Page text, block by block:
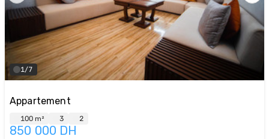
1/7
Appartement
100 m² 3 2
850 000 DH